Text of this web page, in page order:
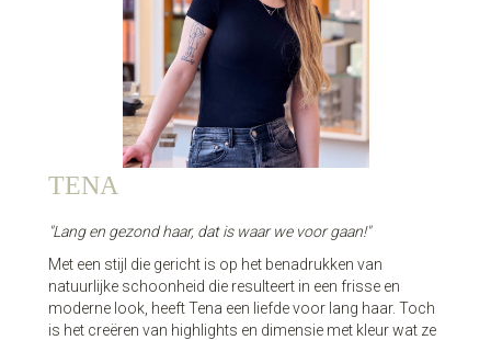
TENA
"Lang en gezond haar, dat is waar we voor gaan!"
Met een stijl die gericht is op het benadrukken van
natuurlijke schoonheid die resulteert in een frisse en
moderne look, heeft Tena een liefde voor lang haar. Toch
is het creëren van highlights en dimensie met kleur wat ze